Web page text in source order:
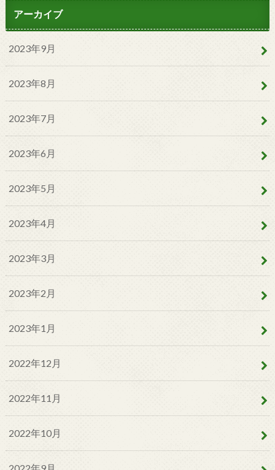
アーカイブ
2023年9月
2023年8月
2023年7月
2023年6月
2023年5月
2023年4月
2023年3月
2023年2月
2023年1月
2022年12月
2022年11月
2022年10月